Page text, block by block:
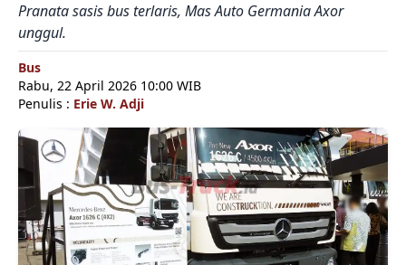
Pranata sasis bus terlaris, Mas Auto Germania Axor
unggul.
Bus
Rabu, 22 April 2026 10:00 WIB
Penulis : Erie W. Adji